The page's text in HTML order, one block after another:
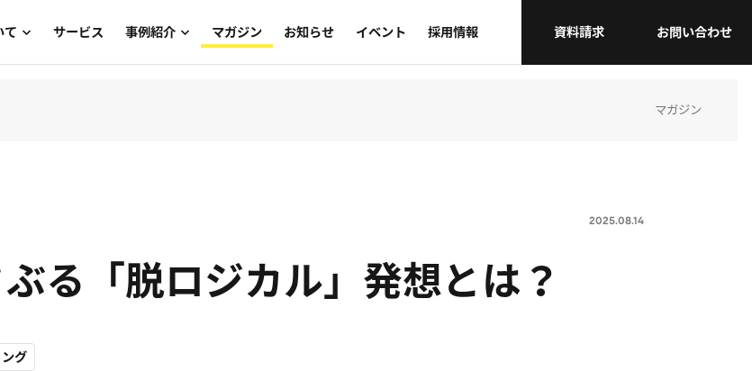
て
ブランドサイト
サービス 事例紹介
リーデー 社内報 その他
マガジン お知らせ イベント 採用情報 資料請求 お問い合わせ
マガジン
2025.08.14
る「脱ロジカル」発想とは？
グ